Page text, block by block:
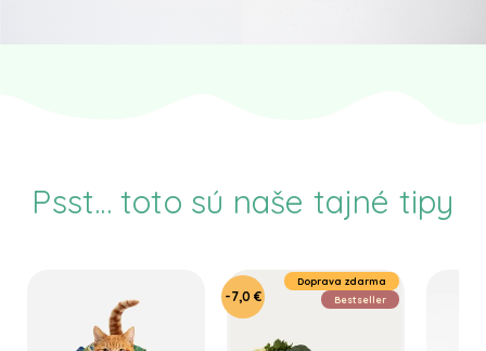
Psst... toto sú naše tajné tipy
-7,0 €
Doprava zdarma
Bestseller